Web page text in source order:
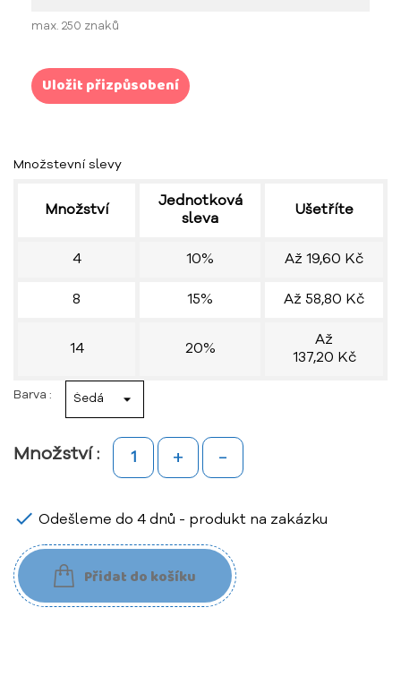
max. 250 znaků
Uložit přizpůsobení
Množstevní slevy
Množství
Jednotková
sleva
Ušetříte
4 10% Až 19,60 Kč
8 15% Až 58,80 Kč
14 20%
Až
137,20 Kč
Barva :
Množství : + -
 Odešleme do 4 dnů - produkt na zakázku
Přidat do košíku